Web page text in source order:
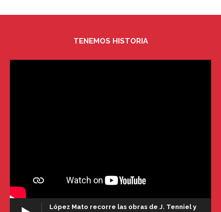
TENEMOS HISTORIA
López Mato recorre las obras de J. Tenniel y